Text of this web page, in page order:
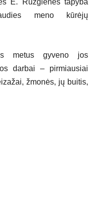
E. Ruzgienės tapyba
meno kūrėjų
metus gyveno jos
darbai – pirmiausiai
žmonės, jų buitis,